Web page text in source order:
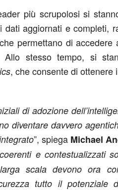
più scrupolosi si
dati aggiornati e completi,
permettano di accedere
Allo stesso tempo, si
, che consente di ottenere
di adozione
diventare davvero
”, spiega Michael
e contestualizzati
scala devono ora
tutto il potenziale